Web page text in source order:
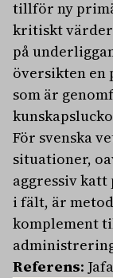
tillför ny
kritiskt
på
översikten en
som är
För svenska
situationer,
aggressiv
i fält, är
komplement
Referens: